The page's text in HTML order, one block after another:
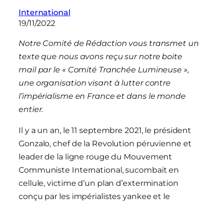
International
19/11/2022
Notre Comité de Rédaction vous transmet un
texte que nous avons reçu sur notre boite
mail par le « Comité Tranchée Lumineuse »,
une organisation visant à lutter contre
l’impérialisme en France et dans le monde
entier.
Il y a un an, le 11 septembre 2021, le président
Gonzalo, chef de la Revolution péruvienne et
leader de la ligne rouge du Mouvement
Communiste International, sucombait en
cellule, victime d’un plan d’extermination
conçu par les impérialistes yankee et le